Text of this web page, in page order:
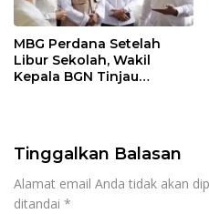
MBG Perdana Setelah
Libur Sekolah, Wakil
Kepala BGN Tinjau
Tinggalkan Balasan
Alamat email Anda tidak akan
ditandai *